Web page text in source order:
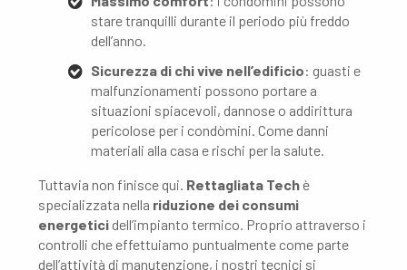
stare tranquilli durante il periodo più freddo
dell’anno.
Sicurezza di chi vive nell’edificio: guasti e
malfunzionamenti possono portare a
situazioni spiacevoli, dannose o addirittura
pericolose per i condòmini. Come danni
materiali alla casa e rischi per la salute.
Tuttavia non finisce qui. Rettagliata Techè
specializzata nella riduzione dei consumi
energetici dell’impianto termico. Proprio attraverso i
controlli che effettuiamo puntualmente come parte
dell’attività di manutenzione, i nostri tecnici si